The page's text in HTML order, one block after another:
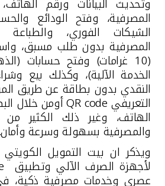
المصرفية، وفتح الودائع
الشيكات الفوري، والطباعة
المصرفية بدون طلب مسبق،
(10 غرامات) وفتح حسابات
الخدمة الآلية)، وكذلك بيع
النقدي بدون بطاقة عن طريق
التعريفي QR codeأومن خلال
الهاتف، وغير ذلك الكثير من
والمصرفية بسهولة وسرعة وأمان.
ويذكر ان بيت التمويل
لأجهزة الصرف الآلي وتطبيق
عصري وخدمات مصرفية ذكية،